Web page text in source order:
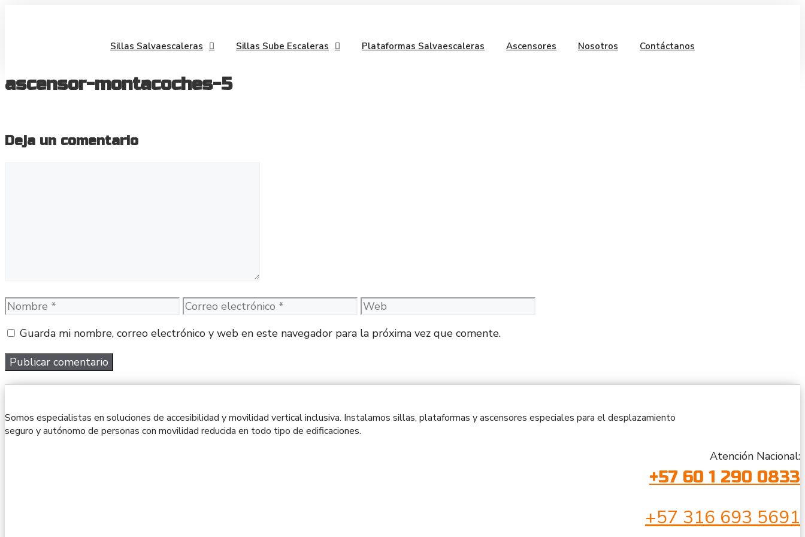
Sillas Salvaescaleras Sillas Sube Escaleras Plataformas Salvaescaleras Ascensores Nosotros Contáctanos
ascensor-montacoches-5
Deja un comentario
Nombre
Correo
electrónico
Web
Guarda mi nombre, correo electrónico y web en este navegador para la próxima vez que comente.
Somos especialistas en soluciones de accesibilidad y movilidad vertical inclusiva. Instalamos sillas, plataformas y ascensores especiales para el desplazamiento
seguro y autónomo de personas con movilidad reducida en todo tipo de edificaciones.
Atención Nacional:
+57 60 1 290 0833
+57 316 693 5691